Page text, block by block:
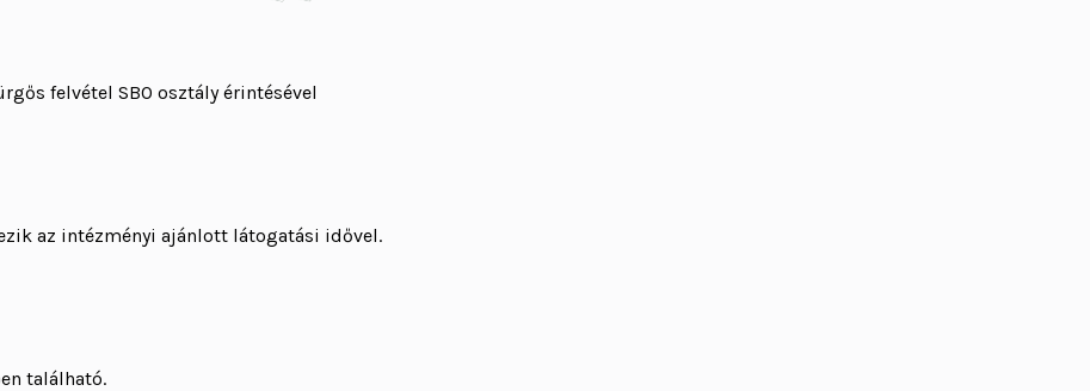
felvétel SBO osztály érintésével
az intézményi ajánlott látogatási idővel.
található.